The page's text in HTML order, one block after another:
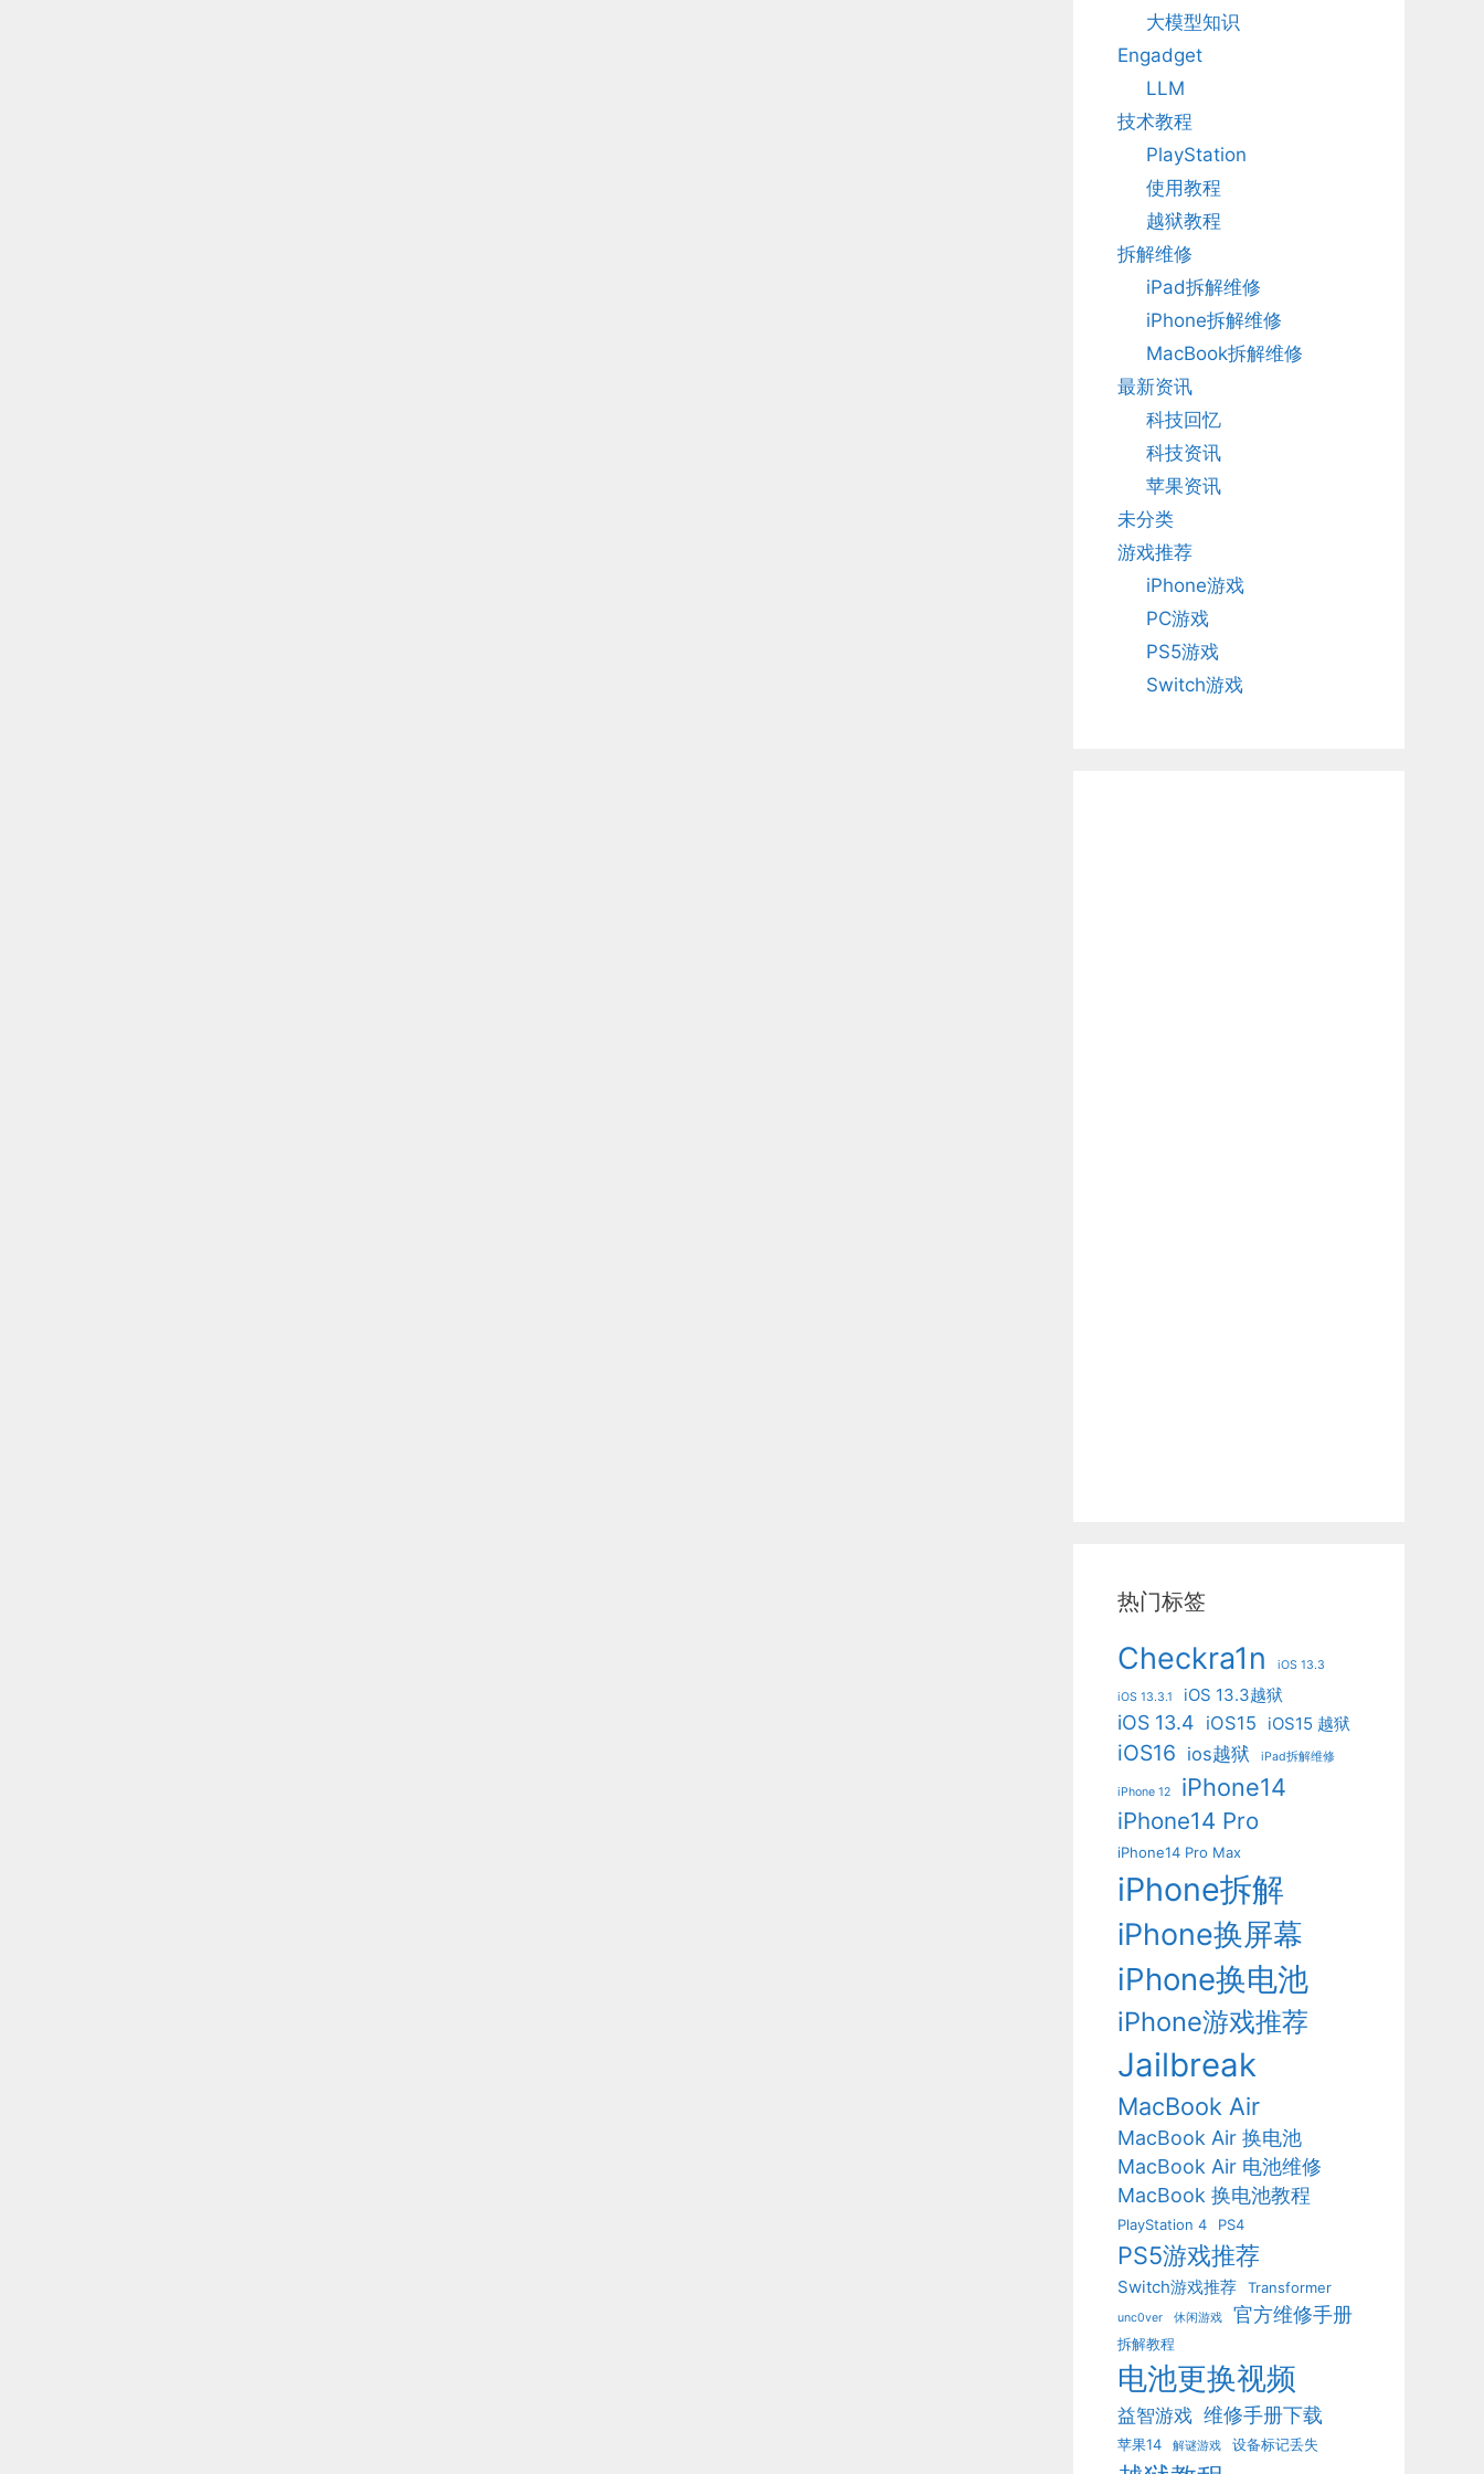
大模型知识
Engadget
LLM
技术教程
PlayStation
使用教程
越狱教程
拆解维修
iPad拆解维修
iPhone拆解维修
MacBook拆解维修
最新资讯
科技回忆
科技资讯
苹果资讯
未分类
游戏推荐
iPhone游戏
PC游戏
PS5游戏
Switch游戏
热门标签
Checkra1n iOS 13.3
iOS 13.3.1 iOS 13.3越狱
iOS 13.4 iOS15 iOS15 越狱
iOS16 ios越狱 iPad拆解维修
iPhone 12 iPhone14
iPhone14 Pro
iPhone14 Pro Max
iPhone拆解
iPhone换屏幕
iPhone换电池
iPhone游戏推荐
Jailbreak
MacBook Air
MacBook Air 换电池
MacBook Air 电池维修
MacBook 换电池教程
PlayStation 4 PS4
PS5游戏推荐
Switch游戏推荐 Transformer
unc0ver 休闲游戏 官方维修手册
拆解教程
电池更换视频
益智游戏 维修手册下载
苹果14 解谜游戏 设备标记丢失